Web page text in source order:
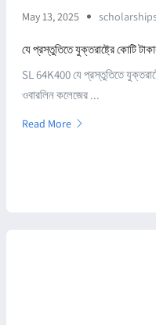
May 13, 2025
যে প্রস্তুতিতে যুক্তরাষ্ট্রে কোটি
SL 64K400 যে প্রস্তুতিতে
ওবারলিন কলেজের ...
Read More